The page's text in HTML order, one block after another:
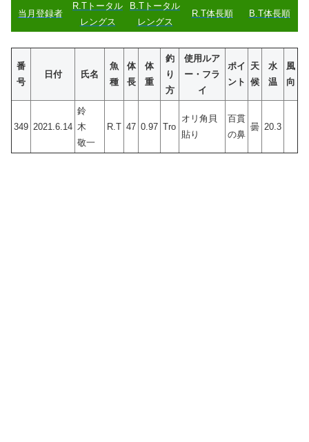
当月登録者
R.Tトータル
レングス
B.Tトータル
レングス
R.T体長順 B.T体長順
番
号
日付 氏名
魚
種
体
長
体
重
釣
り
方
使用ルア
ー・フラ
イ
ポイ
ント
天
候
水
温
風
向
349 2021.6.14
鈴
木
敬一
R.T 47 0.97 Tro
オリ角貝
貼り
百貫
の鼻
曇 20.3